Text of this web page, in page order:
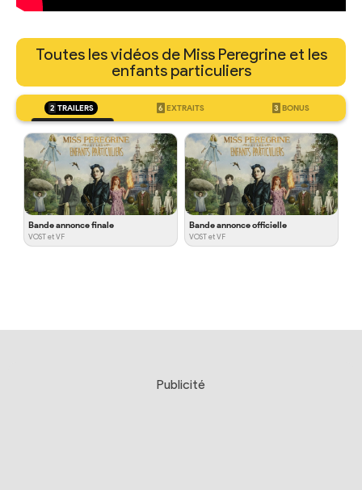
Toutes les vidéos de Miss Peregrine et les
enfants particuliers
2 TRAILERS 6 EXTRAITS 3 BONUS
Bande annonce finale
VOST et VF
Bande annonce officielle
VOST et VF
Publicité